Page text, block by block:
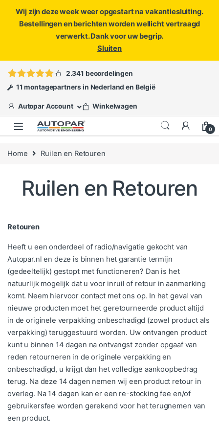
Wij zijn deze week weer opgestart na vakantiesluiting.
Bestellingen en berichten worden wellicht vertraagd
verwerkt. Dank voor uw begrip.
Sluiten
ofopen een ticket
2.341 beoordelingen
11 montagepartners in Nederland en België
Autopar Account Winkelwagen
0
Home Ruilen en Retouren
Ruilen en Retouren
Retouren
Heeft u een onderdeel of radio/navigatie gekocht van
Autopar.nl en deze is binnen het garantie termijn
(gedeeltelijk) gestopt met functioneren? Dan is het
natuurlijk mogelijk dat u voor inruil of retour in aanmerking
komt. Neem hiervoorcontact met ons op. In het geval van
nieuwe producten moet het geretourneerde product altijd
in de originele verpakking onbeschadigd (zowel product als
verpakking) teruggestuurd worden. Uw ontvangen product
kunt u binnen 14 dagen na ontvangst zonder opgaaf van
reden retourneren in de originele verpakking en
onbeschadigd, u krijgt dan het volledige aankoopbedrag
terug. Na deze 14 dagen nemen wij een product retour in
overleg. Na 14 dagen kan er een re-stocking fee en/of
gebruikersfee worden gerekend voor het terugnemen van
een product.